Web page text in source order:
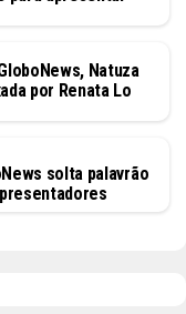
Natuza
por Renata Lo
solta palavrão